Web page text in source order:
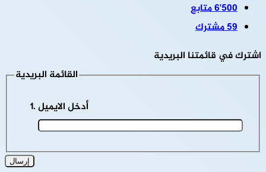
6٬500متابع
59مشترك
اشترك في قائمتنا البريدية
القائمة البريدية